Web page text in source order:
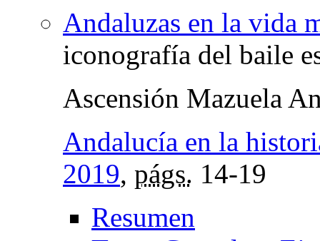
Andaluzas en la vida
iconografía del baile
Ascensión Mazuela
Andalucía en la
2019, págs. 14-19
Resumen